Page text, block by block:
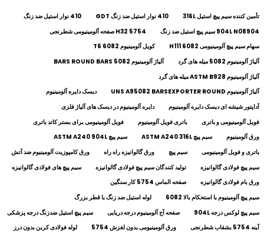
تأمین کننده سیم پیچ استیل 316L 410 نوار استیل ضد زنگ GDT
410 نوار استیل ضد زنگ
904L N08904 سیم پیچ استیل ضد زنگ
5754 H32 صفحه آلومینیومی شطرنجی
سهام سیم پیچ آلومینیومی 6082 H111
کویل آلومینیوم 6082 T6
آلیاژ آلومینیوم 5082 میله های گرد
آلیاژ آلومینیوم 5082 BARS ROUND BARS
آلیاژ آلومینیوم ASTM B928 میله های گرد
آلیاژ آلومینیوم UNS A95082 BARSEXPORTER ROUND
دیسک دایره آلومینیوم
آداپتور شیشه ای دیسک دایره آلومینیوم
دایره آلومینیوم در دیسک های آلیاژ فلزی
فویل آلومینیومی و باتری
باتری فویل آلومینیوم
فویل آلومینیومی برای بستر کاتد باتری
ورق آلومینیوم
سیم پیچ ASTM A240 316L
سیم پیچ ASTM A240 904L
باتری و فویل آلومینیومی
سیم پیچ ورق گالوانیزه راه راه
ورق کامپوزیت آلومینیوم ضد آتش
سیم پیچ فولادی گالوانیزه
تولید کنندگان سیم پیچ فولادی گالوانیزه
سیم پیچ های فولادی گالوانیزه
ورق بام فولادی گالوانیزه
صفحه الماس 5754 کار سنگین
سیم پیچ آلومینیوم با استحکام بالا 6082
لوله استیل ضد زنگ با قطر بزرگ
سیم پیچ لوکس درجه 904L
صفحه آج آلومینیوم درجه دریایی
سیم پیچ استیل ضدزنگ درجه پزشکی
آینه 5754 بشقاب شطرنجی
ورق آلومینیومی بدون لغزش 5754
لوله فولادی کربن بدون درز